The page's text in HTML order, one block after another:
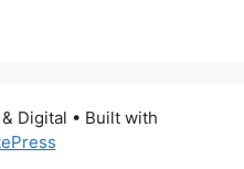
Digital • Built with